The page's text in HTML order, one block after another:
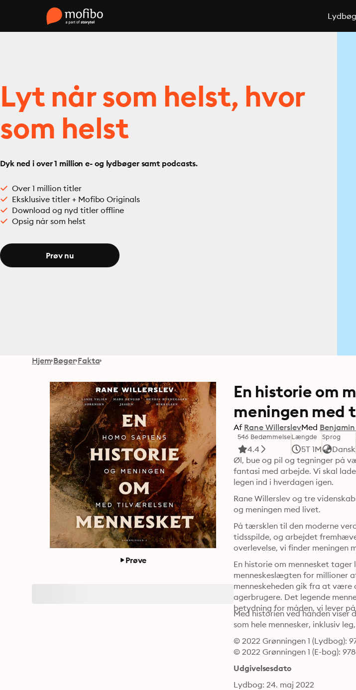
Lyt når som helst, hvor
som helst
Dyk ned i over 1 million e- og lydbøger samt podcasts.
Over 1 million titler
Eksklusive titler + Mofibo Originals
Download og nyd titler offline
Opsig når som helst
Prøv nu
Hjem Bøger Fakta
Prøve
En historie om
meningen med
Af Rane WillerslevMed
546 Bedømmelse
4.4
Længde
5T 1M
Sprog
Dansk
Øl, bue og pil og tegninger på
fantasi med arbejde. Vi skal
Rane Willerslev og tre
På tærsklen til den moderne
tidsspilde, og arbejdet
En historie om mennesket
menneskeslægten for millioner
menneskeheden gik fra at
agerbrugere. Det legende
betydning for måden, vi lever
Med historien ved hånden viser
som hele mennesker, inklusiv
© 2022 Grønningen 1 (Lydbog):
© 2022 Grønningen 1 (E-bog):
Udgivelsesdato
Lydbog: 24. maj 2022